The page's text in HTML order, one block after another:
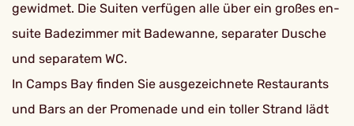
gewidmet. Die Suiten verfügen alle über ein großes en-
suite Badezimmer mit Badewanne, separater Dusche
und separatem WC.
In Camps Bay finden Sie ausgezeichnete Restaurants
und Bars an der Promenade und ein toller Strand lädt